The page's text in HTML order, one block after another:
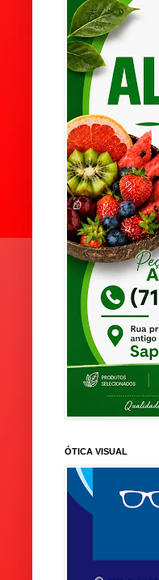
ÓTICA VISUAL